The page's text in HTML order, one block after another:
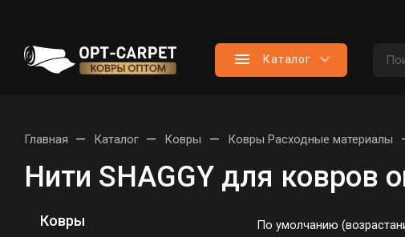
Каталог
Главная — Каталог — Ковры — Ковры Расходные материалы
Нити SHAGGY для ковров
По умолчанию
Ковры